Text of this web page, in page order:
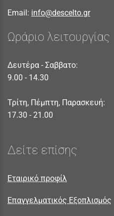
Email: info@descelto.gr
Ωράριο λειτουργίας
Δευτέρα - Σαββατο:
9.00 - 14.30
Τρίτη, Πέμπτη, Παρασκευή:
17.30 - 21.00
Δείτε επίσης
Εταιρικό προφίλ
Επαγγελματικός Εξοπλισμός